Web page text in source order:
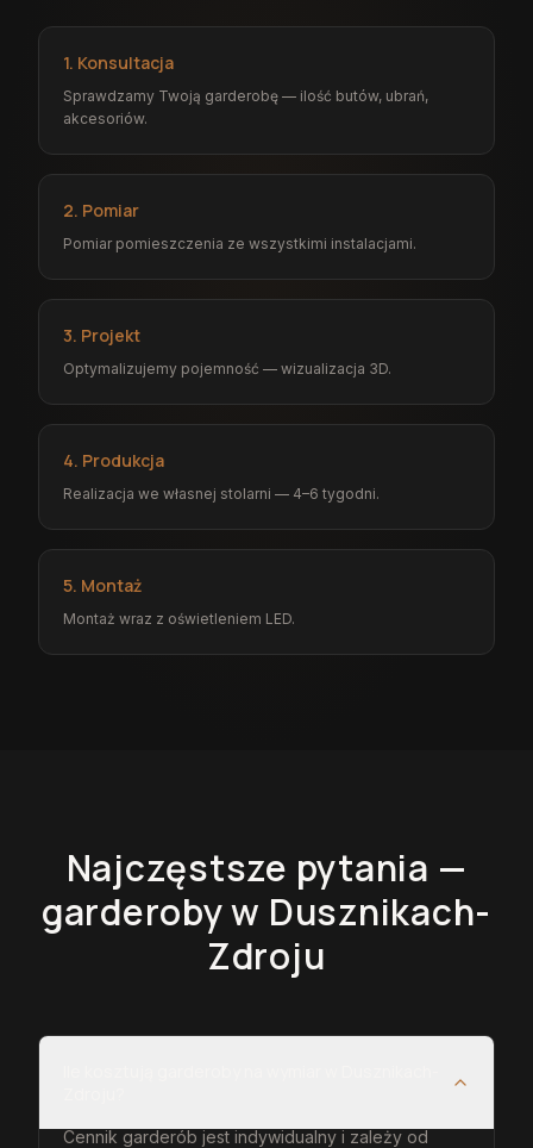
1. Konsultacja
Sprawdzamy Twoją garderobę — ilość butów, ubrań,
akcesoriów.
2. Pomiar
Pomiar pomieszczenia ze wszystkimi instalacjami.
3. Projekt
Optymalizujemy pojemność — wizualizacja 3D.
4. Produkcja
Realizacja we własnej stolarni — 4–6 tygodni.
5. Montaż
Montaż wraz z oświetleniem LED.
Najczęstsze pytania —
garderobyw Dusznikach-
Zdroju
Cennik garderób jest indywidualny i zależy od